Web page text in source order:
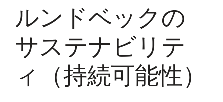
ルンドベックの
サステナビリテ
ィ（持続可能性）